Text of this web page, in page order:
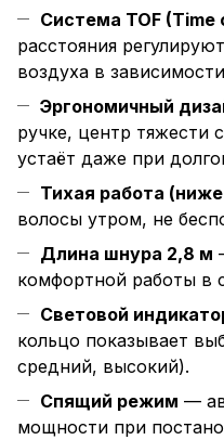
Система TOF (Time
расстояния
воздуха в
Эргономичный
ручке, центр тяжести
устаёт даже при
Тихая работа
волосы утром, не
Длина шнура 2,8 м
комфортной работы в
Световой
кольцо показывает
средний, высокий).
Спящий режим —
мощности при